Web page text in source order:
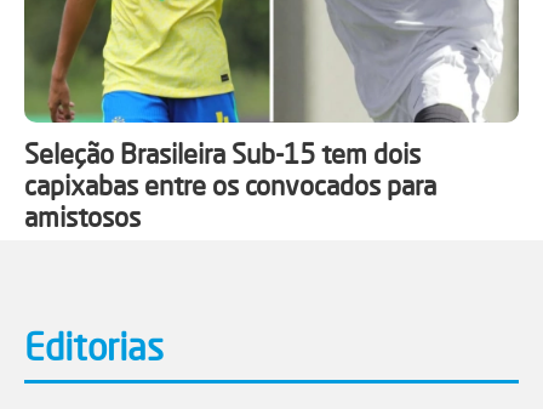
Seleção Brasileira Sub-15 tem dois
capixabas entre os convocados para
amistosos
Editorias